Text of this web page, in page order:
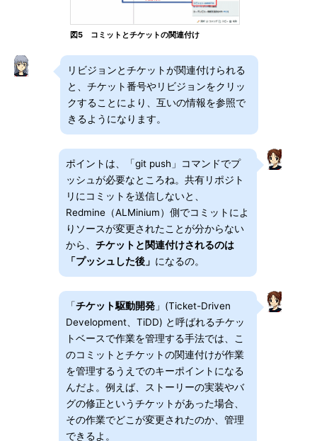
図5 コミットとチケットの関連付け
リビジョンとチケットが関連付けられる
と、チケット番号やリビジョンをクリッ
クすることにより、互いの情報を参照で
きるようになります。
ポイントは、「git push」コマンドでプ
ッシュが必要なところね。共有リポジト
リにコミットを送信しないと、
Redmine（ALMinium）側でコミットによ
りソースが変更されたことが分からない
から、 チケットと関連付けされるのは
「プッシュした後」 になるの。
「チケット駆動開発 」(Ticket-Driven
Development、TiDD) と呼ばれるチケッ
トベースで作業を管理する手法では、こ
のコミットとチケットの関連付けが作業
を管理するうえでのキーポイントになる
んだよ。例えば、ストーリーの実装やバ
グの修正というチケットがあった場合、
その作業でどこが変更されたのか、管理
できるよ。